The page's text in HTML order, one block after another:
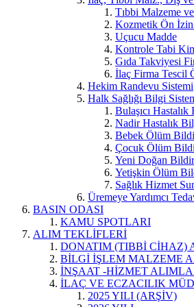
Tıbbi Malzeme
Kozmetik Ön İzin
Uçucu Madde
Kontrole Tabi
Gıda Takviyesi
İlaç Firma Tescil
Hekim Randevu Sistemi
Halk Sağlığı Bilgi
Bulaşıcı
Nadir Hastalık
Bebek Ölüm
Çocuk Ölüm
Yeni Doğan
Yetişkin Ölüm
Sağlık Hizmet
Üremeye Yardımcı
BASIN ODASI
KAMU SPOTLARI
ALIM TEKLİFLERİ
DONATIM (TIBBİ CİHAZ)
BİLGİ İŞLEM MALZEME
İNŞAAT -HİZMET
İLAÇ VE ECZACILIK
2025 YILI (ARŞİV)